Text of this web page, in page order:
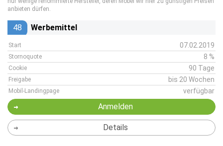
anbieten dürfen.
48 Werbemittel
Start 07.02.2019
Stornoquote 8 %
Cookie 90 Tage
Freigabe bis 20 Wochen
Mobil-Landingpage verfügbar
Anmelden
Details